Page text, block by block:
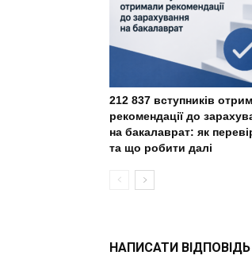
212 837 вступників
рекомендації до
на бакалаврат: як
та що робити далі
НАПИСАТИ ВІДПОВІДЬ